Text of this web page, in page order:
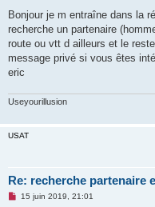
s
a
g
n
o
u
Bonjour je m entraîne dans la
recherche un partenaire
route ou vtt d ailleurs et le
message privé si vous êtes
eric
Useyourillusion
USAT
Re: recherche partenaire
M15 juin 2019, 21:01